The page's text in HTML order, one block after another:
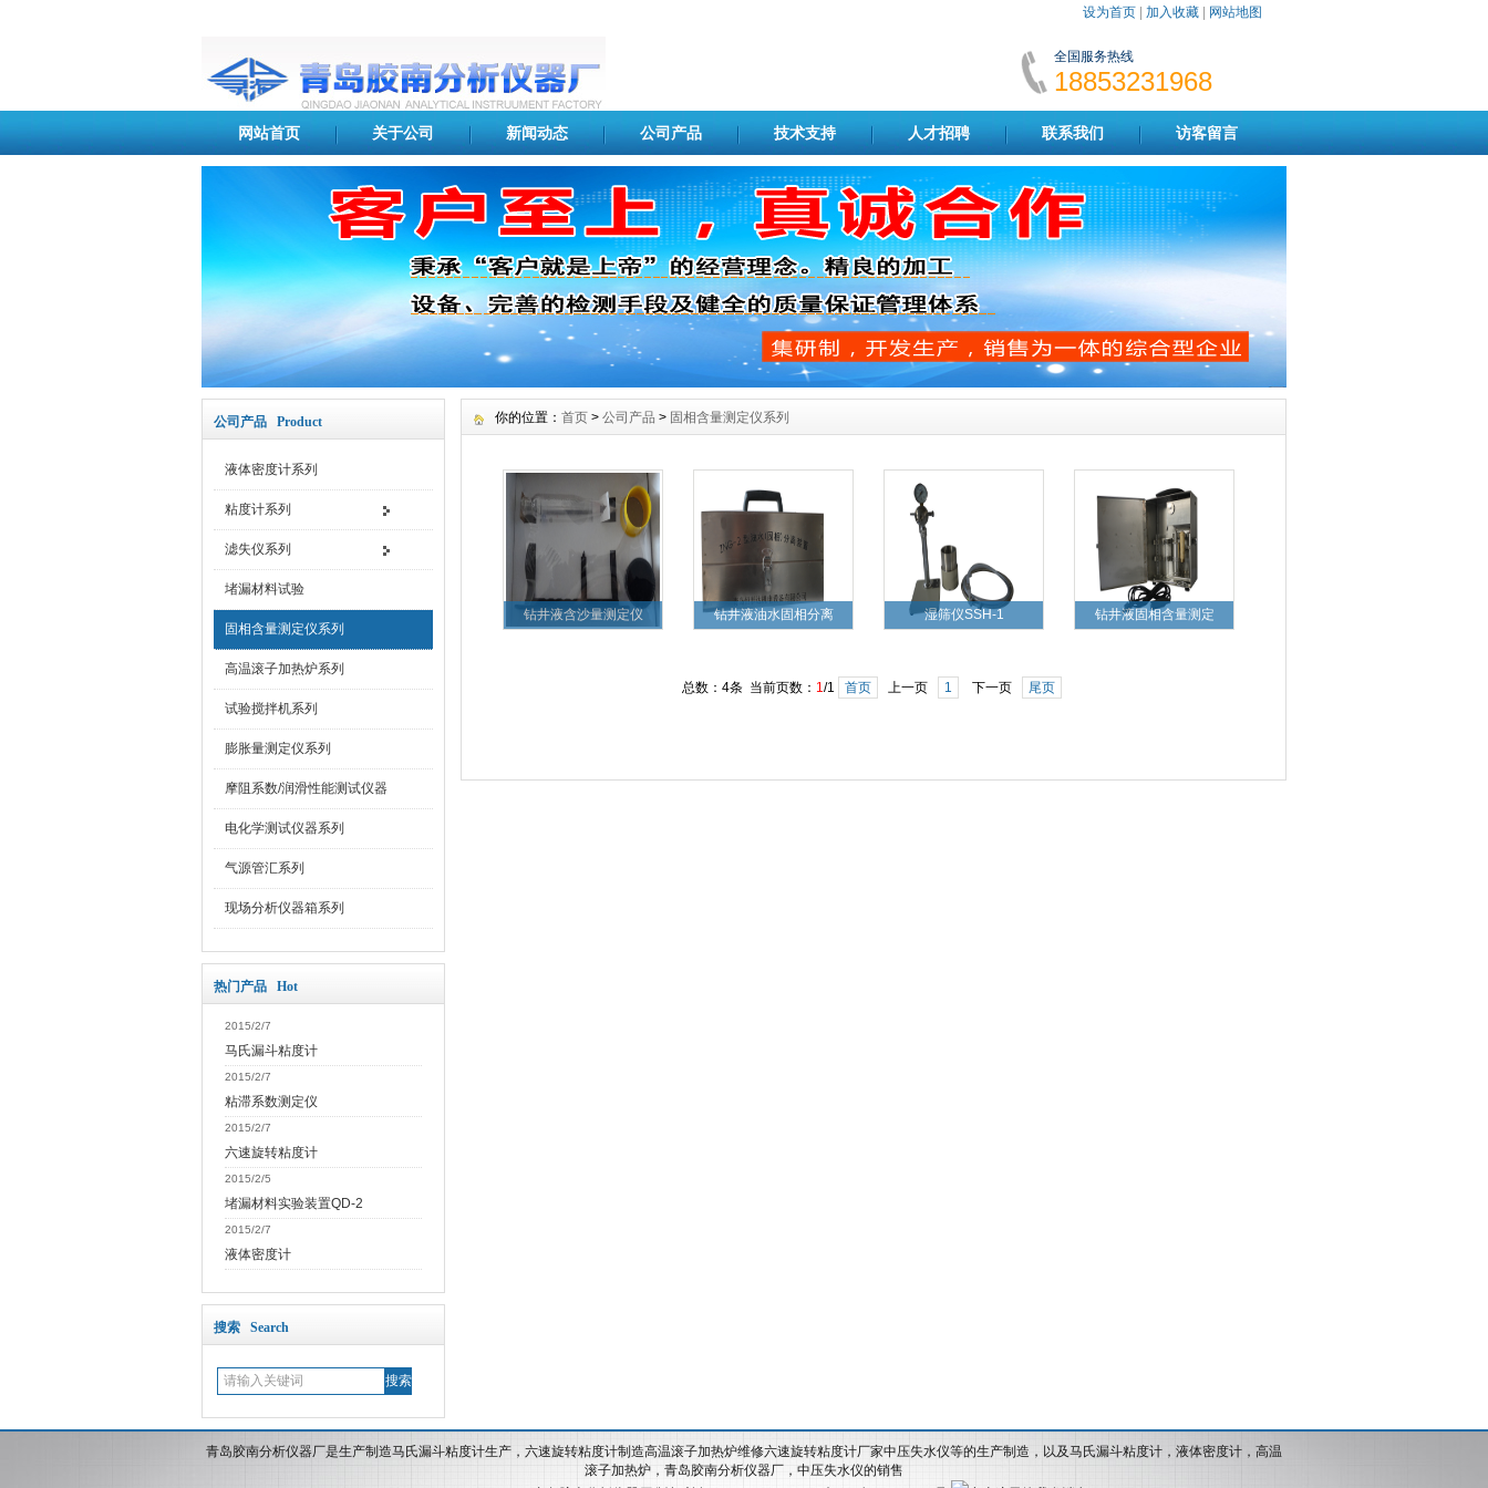
设为首页| 加入收藏| 网站地图
全国服务热线
18853231968
网站首页 关于公司 新闻动态 公司产品 技术支持 人才招聘 联系我们 访客留言
公司产品 Product
液体密度计系列
粘度计系列
滤失仪系列
堵漏材料试验
固相含量测定仪系列
高温滚子加热炉系列
试验搅拌机系列
膨胀量测定仪系列
摩阻系数/润滑性能测试仪器
电化学测试仪器系列
气源管汇系列
现场分析仪器箱系列
热门产品 Hot
2015/2/7
马氏漏斗粘度计
2015/2/7
粘滞系数测定仪
2015/2/7
六速旋转粘度计
2015/2/5
堵漏材料实验装置QD-2
2015/2/7
液体密度计
搜索 Search
你的位置： 首页 > 公司产品 > 固相含量测定仪系列
钻井液含沙量测定仪 钻井液油水固相分离 湿筛仪SSH-1 钻井液固相含量测定
总数：4条 当前页数： 1/1 首页 上一页 1 下一页 尾页
青岛胶南分析仪器厂是生产制造马氏漏斗粘度计生产，六速旋转粘度计制造高温滚子加热炉维修六速旋转粘度计厂家中压失水仪等的生产制造，以及马氏漏斗粘度计，液体密度计，高温
滚子加热炉， 青岛胶南分析仪器厂 ，中压失水仪的销售